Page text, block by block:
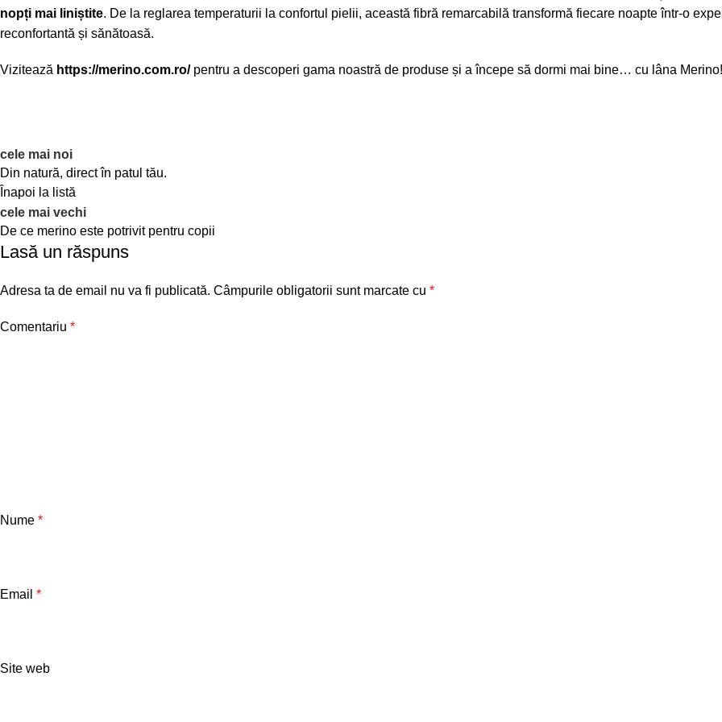
nopți mai liniștite. De la reglarea temperaturii la confortul pielii, această fibră remarcabilă transformă fiecare noapte într-o
reconfortantă și sănătoasă.
Vizitează https://merino.com.ro/pentru a descoperi gama noastră de produse și a începe să dormi mai bine… cu lâna
cele mai noi
Din natură, direct în patul tău.
Înapoi la listă
cele mai vechi
De ce merino este potrivit pentru copii
Lasă un răspuns
Adresa ta de email nu va fi publicată. Câmpurile obligatorii sunt marcate cu *
Comentariu *
Nume *
Email *
Site web